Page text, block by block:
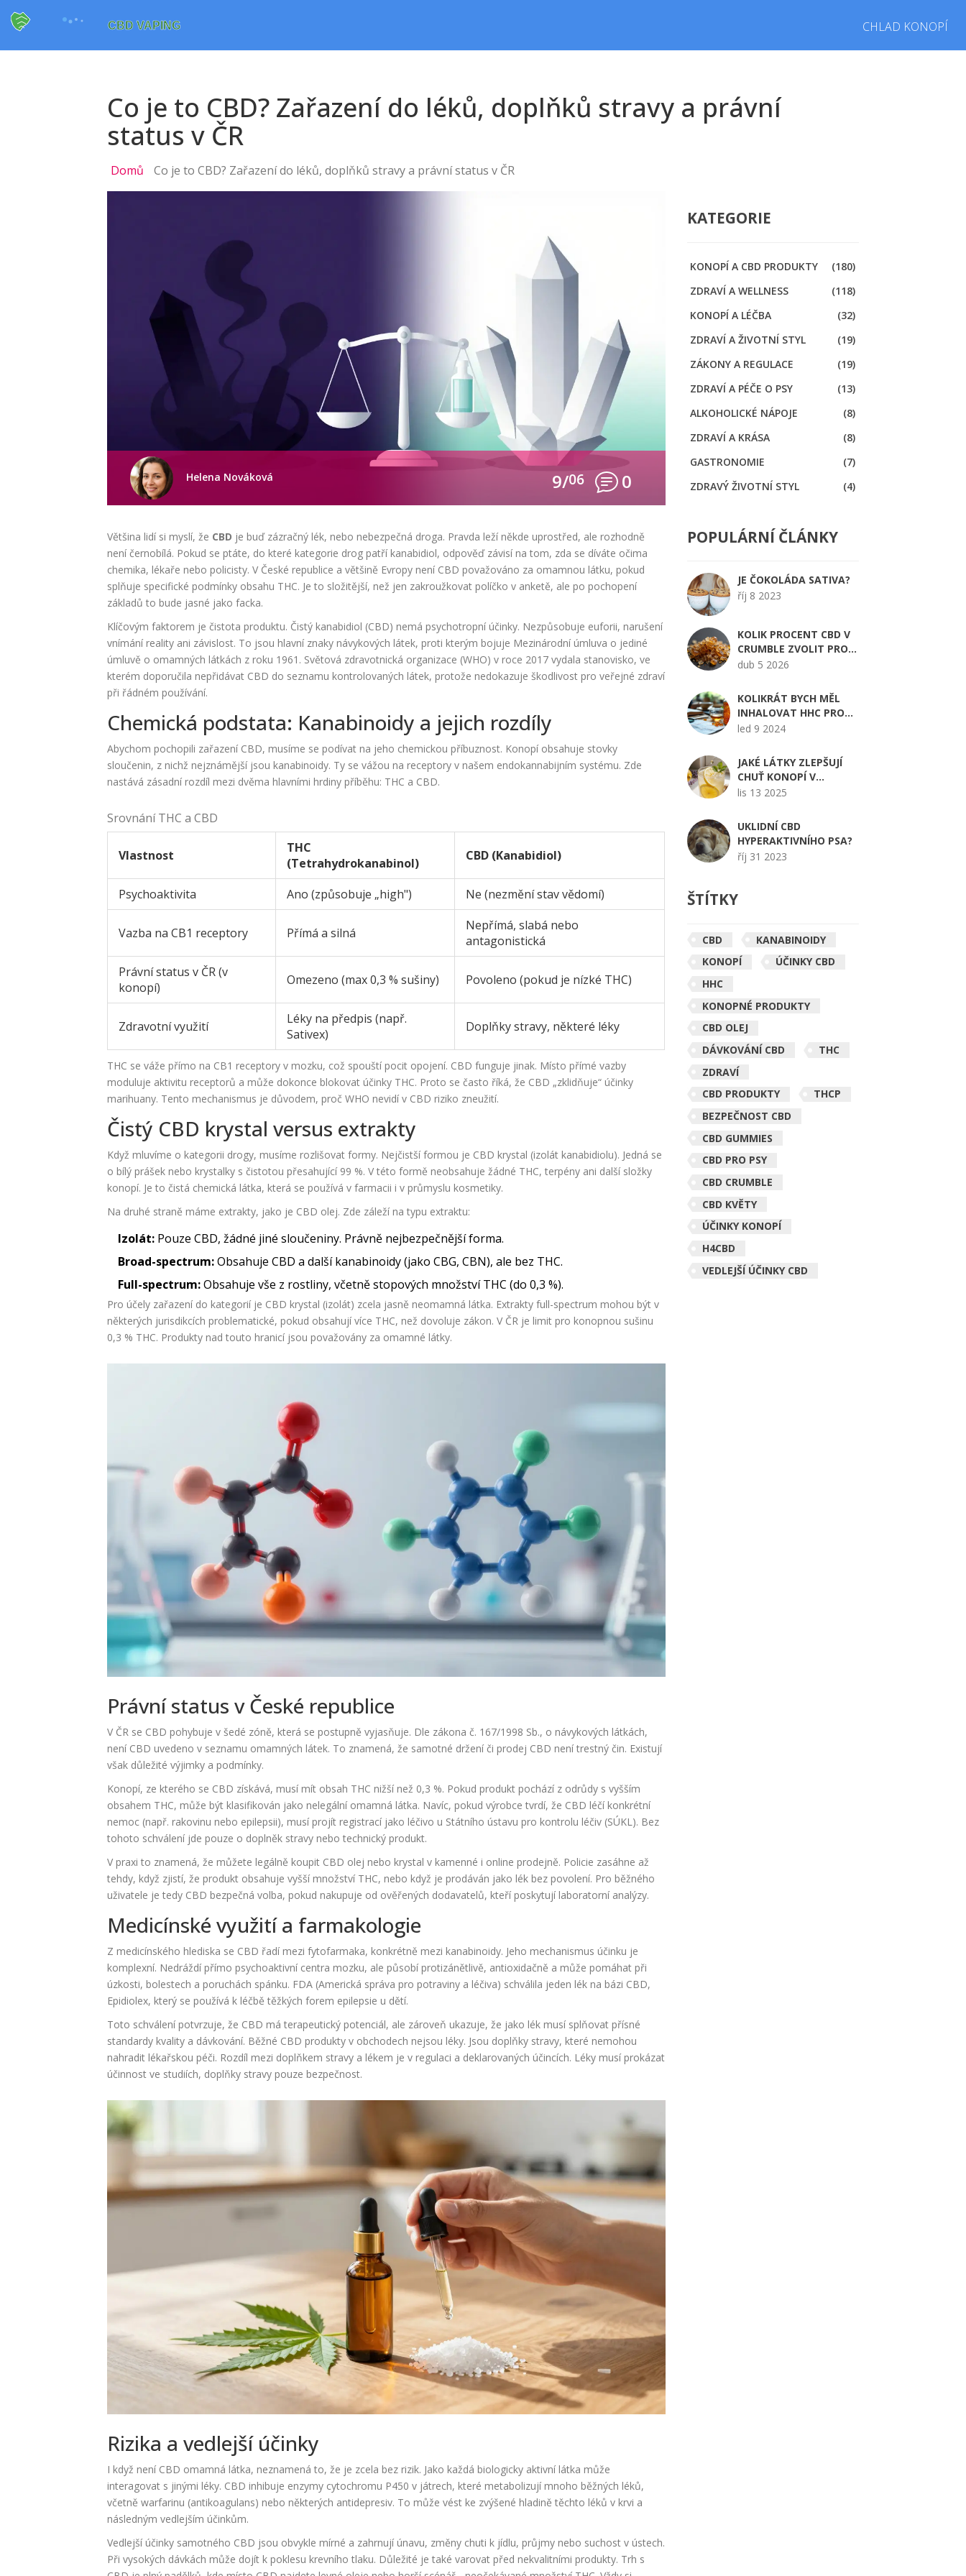
CHLAD KONOPÍ
Co je to CBD? Zařazení do léků, doplňků stravy a právní
status v ČR
Domů Co je to CBD? Zařazení do léků, doplňků stravy a právní status v ČR
Helena Nováková 9/06 0
Většina lidí si myslí, že CBD je buď zázračný lék, nebo nebezpečná droga. Pravda leží někde uprostřed, ale rozhodně
není černobílá. Pokud se ptáte, do které kategorie drog patří kanabidiol, odpověď závisí na tom, zda se díváte očima
chemika, lékaře nebo policisty. V České republice a většině Evropy není CBD považováno za omamnou látku, pokud
splňuje specifické podmínky obsahu THC. Je to složitější, než jen zakroužkovat políčko v anketě, ale po pochopení
základů to bude jasné jako facka.
Klíčovým faktorem je čistota produktu. Čistýkanabidiol (CBD) nemá psychotropní účinky. Nezpůsobuje euforii, narušení
vnímání reality ani závislost. To jsou hlavní znaky návykových látek, proti kterým bojuje Mezinárodní úmluva o jediné
úmluvě o omamných látkách z roku 1961. Světová zdravotnická organizace (WHO) v roce 2017 vydala stanovisko, ve
kterém doporučila nepřidávat CBD do seznamu kontrolovaných látek, protože nedokazuje škodlivost pro veřejné zdraví
při řádném používání.
Chemická podstata: Kanabinoidy a jejich rozdíly
Abychom pochopili zařazení CBD, musíme se podívat na jeho chemickou příbuznost. Konopí obsahuje stovky
sloučenin, z nichž nejznámější jsou kanabinoidy. Ty se vážou na receptory v našem endokannabijním systému. Zde
nastává zásadní rozdíl mezi dvěma hlavními hrdiny příběhu: THC a CBD.
Srovnání THC a CBD
Vlastnost
THC
(Tetrahydrokanabinol)
CBD (Kanabidiol)
Psychoaktivita Ano (způsobuje „high") Ne (nezmění stav vědomí)
Vazba na CB1 receptory Přímá a silná
Nepřímá, slabá nebo
antagonistická
Právní status v ČR (v
konopí)
Omezeno (max 0,3 % sušiny) Povoleno (pokud je nízké THC)
Zdravotní využití
Léky na předpis (např.
Sativex)
Doplňky stravy, některé léky
THC se váže přímo na CB1 receptory v mozku, což spouští pocit opojení. CBD funguje jinak. Místo přímé vazby
moduluje aktivitu receptorů a může dokonce blokovat účinky THC. Proto se často říká, že CBD „zklidňuje“ účinky
marihuany. Tento mechanismus je důvodem, proč WHO nevidí v CBD riziko zneužití.
Čistý CBD krystal versus extrakty
Když mluvíme o kategorii drogy, musíme rozlišovat formy. Nejčistší formou je CBD krystal (izolát kanabidiolu). Jedná se
o bílý prášek nebo krystalky s čistotou přesahující 99 %. V této formě neobsahuje žádné THC, terpény ani další složky
konopí. Je to čistá chemická látka, která se používá v farmacii i v průmyslu kosmetiky.
Na druhé straně máme extrakty, jako je CBD olej. Zde záleží na typu extraktu:
Izolát: Pouze CBD, žádné jiné sloučeniny. Právně nejbezpečnější forma.
Broad-spectrum:Obsahuje CBD a další kanabinoidy (jako CBG, CBN), ale bez THC.
Full-spectrum:Obsahuje vše z rostliny, včetně stopových množství THC (do 0,3 %).
Pro účely zařazení do kategorií je CBD krystal (izolát) zcela jasně neomamná látka. Extrakty full-spectrum mohou být v
některých jurisdikcích problematické, pokud obsahují více THC, než dovoluje zákon. V ČR je limit pro konopnou sušinu
0,3 % THC. Produkty nad touto hranicí jsou považovány za omamné látky.
Právní status v České republice
V ČR se CBD pohybuje v šedé zóně, která se postupně vyjasňuje. Dle zákona č. 167/1998 Sb., o návykových látkách,
není CBD uvedeno v seznamu omamných látek. To znamená, že samotné držení či prodej CBD není trestný čin. Existují
však důležité výjimky a podmínky.
Konopí, ze kterého se CBD získává, musí mít obsah THC nižší než 0,3 %. Pokud produkt pochází z odrůdy s vyšším
obsahem THC, může být klasifikován jako nelegální omamná látka. Navíc, pokud výrobce tvrdí, že CBD léčí konkrétní
nemoc (např. rakovinu nebo epilepsii), musí projít registrací jako léčivo u Státního ústavu pro kontrolu léčiv (SÚKL). Bez
tohoto schválení jde pouze o doplněk stravy nebo technický produkt.
V praxi to znamená, že můžete legálně koupit CBD olej nebo krystal v kamenné i online prodejně. Policie zasáhne až
tehdy, když zjistí, že produkt obsahuje vyšší množství THC, nebo když je prodáván jako lék bez povolení. Pro běžného
uživatele je tedy CBD bezpečná volba, pokud nakupuje od ověřených dodavatelů, kteří poskytují laboratorní analýzy.
Medicínské využití a farmakologie
Z medicínského hlediska se CBD řadí mezi fytofarmaka, konkrétně mezi kanabinoidy. Jeho mechanismus účinku je
komplexní. Nedráždí přímo psychoaktivní centra mozku, ale působí protizánětlivě, antioxidačně a může pomáhat při
úzkosti, bolestech a poruchách spánku. FDA (Americká správa pro potraviny a léčiva) schválila jeden lék na bázi CBD,
Epidiolex, který se používá k léčbě těžkých forem epilepsie u dětí.
Toto schválení potvrzuje, že CBD má terapeutický potenciál, ale zároveň ukazuje, že jako lék musí splňovat přísné
standardy kvality a dávkování. Běžné CBD produkty v obchodech nejsou léky. Jsou doplňky stravy, které nemohou
nahradit lékařskou péči. Rozdíl mezi doplňkem stravy a lékem je v regulaci a deklarovaných účincích. Léky musí prokázat
účinnost ve studiích, doplňky stravy pouze bezpečnost.
Rizika a vedlejší účinky
I když není CBD omamná látka, neznamená to, že je zcela bez rizik. Jako každá biologicky aktivní látka může
interagovat s jinými léky. CBD inhibuje enzymy cytochromu P450 v játrech, které metabolizují mnoho běžných léků,
včetně warfarinu (antikoagulans) nebo některých antidepresiv. To může vést ke zvýšené hladině těchto léků v krvi a
následným vedlejším účinkům.
Vedlejší účinky samotného CBD jsou obvykle mírné a zahrnují únavu, změny chuti k jídlu, průjmy nebo suchost v ústech.
Při vysokých dávkách může dojít k poklesu krevního tlaku. Důležité je také varovat před nekvalitními produkty. Trh s
KATEGORIE
KONOPÍ A CBD PRODUKTY
(180)
ZDRAVÍ A WELLNESS
(118)
KONOPÍ A LÉČBA
(32)
ZDRAVÍ A ŽIVOTNÍ STYL
(19)
ZÁKONY A REGULACE
(19)
ZDRAVÍ A PÉČE O PSY
(13)
ALKOHOLICKÉ NÁPOJE
(8)
ZDRAVÍ A KRÁSA
(8)
GASTRONOMIE
(7)
ZDRAVÝ ŽIVOTNÍ STYL
(4)
POPULÁRNÍ ČLÁNKY
JE ČOKOLÁDA SATIVA?
říj 8 2023
KOLIK PROCENT CBD V
CRUMBLE ZVOLIT PRO
LEPŠÍ SPÁNEK?
dub 5 2026
KOLIKRÁT BYCH MĚL
INHALOVAT HHC PRO
EFEKTIVNÍ UŽITÍ?
led 9 2024
JAKÉ LÁTKY ZLEPŠUJÍ
CHUŤ KONOPÍ V
ENERGIOVÝCH
lis 13 2025
UKLIDNÍ CBD
HYPERAKTIVNÍHO PSA?
říj 31 2023
ŠTÍTKY
CBD
KANABINOIDY
KONOPÍ
ÚČINKY CBD
HHC
KONOPNÉ PRODUKTY
CBD OLEJ
DÁVKOVÁNÍ CBD
THC
ZDRAVÍ
CBD PRODUKTY
THCP
BEZPEČNOST CBD
CBD GUMMIES
CBD PRO PSY
CBD CRUMBLE
CBD KVĚTY
ÚČINKY KONOPÍ
H4CBD
VEDLEJŠÍ ÚČINKY CBD